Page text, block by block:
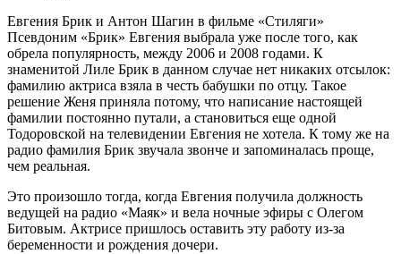
Евгения Брик и Антон Шагин в фильме «Стиляги»
Псевдоним «Брик» Евгения выбрала уже после того, как
обрела популярность, между 2006 и 2008 годами. К
знаменитой Лиле Брик в данном случае нет никаких отсылок:
фамилию актриса взяла в честь бабушки по отцу. Такое
решение Женя приняла потому, что написание настоящей
фамилии постоянно путали, а становиться еще одной
Тодоровской на телевидении Евгения не хотела. К тому же на
радио фамилия Брик звучала звонче и запоминалась проще,
чем реальная.
Это произошло тогда, когда Евгения получила должность
ведущей на радио «Маяк» и вела ночные эфиры с Олегом
Битовым. Актрисе пришлось оставить эту работу из-за
беременности и рождения дочери.